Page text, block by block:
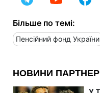
Більше по темі:
Пенсійний фонд України